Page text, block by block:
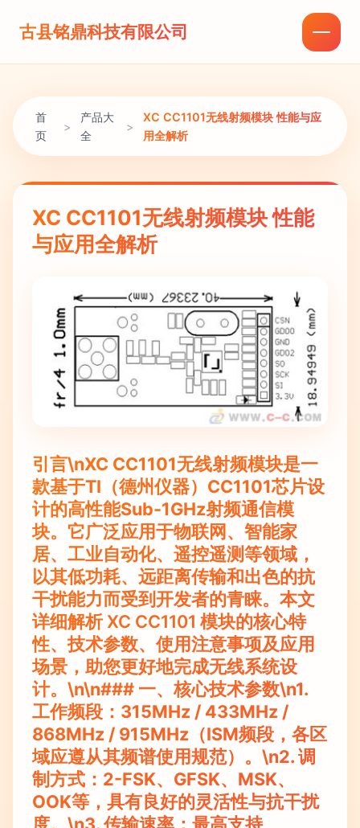
古县铭鼎科技有限公司
首
页
>
产品大
全
>
XC CC1101无线射频模块 性能与应
用全解析
XC CC1101无线射频模块 性能
与应用全解析
引言\nXC CC1101无线射频模块是一
款基于TI（德州仪器）CC1101芯片设
计的高性能Sub-1GHz射频通信模
块。它广泛应用于物联网、智能家
居、工业自动化、遥控遥测等领域，
以其低功耗、远距离传输和出色的抗
干扰能力而受到开发者的青睐。本文
详细解析XC CC1101 模块的核心特
性、技术参数、使用注意事项及应用
场景，助您更好地完成无线系统设
计。\n\n### 一、核心技术参数\n1.
工作频段 ：315MHz / 433MHz /
868MHz / 915MHz（ISM频段，各区
域应遵从其频谱使用规范）。\n2.调
制方式 ：2-FSK、GFSK、MSK、
OOK等，具有良好的灵活性与抗干扰
度。\n3.传输速率 ：最高支持